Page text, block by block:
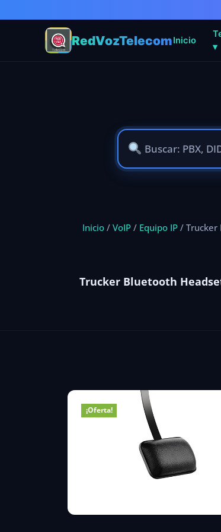
RedVozTelecomInicio
▾
Inicio / VoIP / Equipo IP / Trucker
Trucker Bluetooth
¡Oferta!